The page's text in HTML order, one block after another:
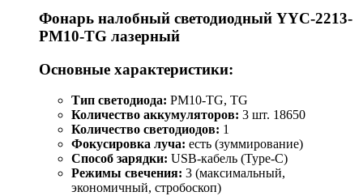
Фонарь налобный светодиодный YYC-2213-
PM10-TG лазерный
Основные характеристики:
Тип светодиода: PM10-TG, TG
Количество аккумуляторов: 3 шт. 18650
Количество светодиодов: 1
Фокусировка луча: есть (зуммирование)
Способ зарядки: USB-кабель (Type-C)
Режимы свечения: 3 (максимальный,
экономичный, стробоскоп)